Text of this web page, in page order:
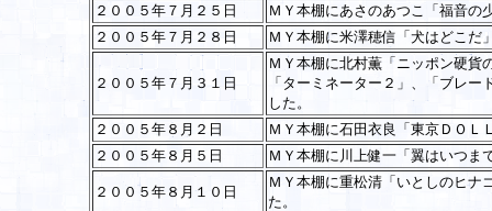
２００５年７月２５日
ＭＹ本棚にあさのあつこ「福音の
２００５年７月２８日
ＭＹ本棚に米澤穂信「犬はどこだ
２００５年７月３１日
ＭＹ本棚に北村薫「ニッポン硬
「ターミネーター２」、「ブレ
した。
２００５年８月２日
ＭＹ本棚に石田衣良「東京ＤＯＬ
２００５年８月５日
ＭＹ本棚に川上健一「翼はいつま
２００５年８月１０日
ＭＹ本棚に重松清「いとしのヒ
た。